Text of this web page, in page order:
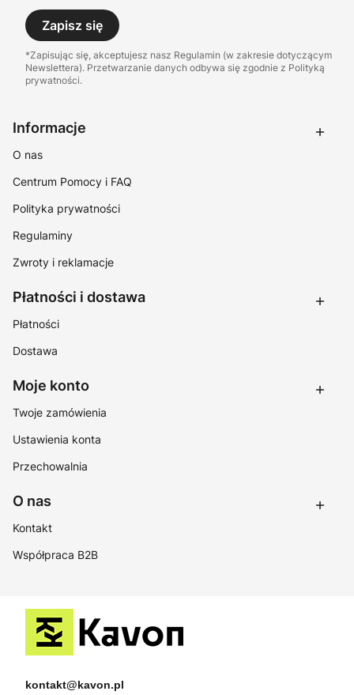
Zapisz się
*Zapisując się, akceptujesz nasz Regulamin (w zakresie dotyczącym
Newslettera). Przetwarzanie danych odbywa się zgodnie z Polityką
prywatności.
Linki w stopce
Informacje
O nas
Centrum Pomocy i FAQ
Polityka prywatności
Regulaminy
Zwroty i reklamacje
Płatności i dostawa
Płatności
Dostawa
Moje konto
Twoje zamówienia
Ustawienia konta
Przechowalnia
O nas
Kontakt
Współpraca B2B
kontakt@kavon.pl